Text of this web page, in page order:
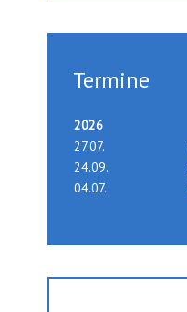
Termine
2026
27.07.
24.09.
04.07.